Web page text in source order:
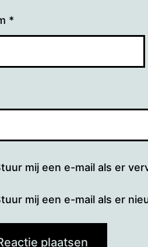
*
mij een e-mail als er
mij een e-mail als er